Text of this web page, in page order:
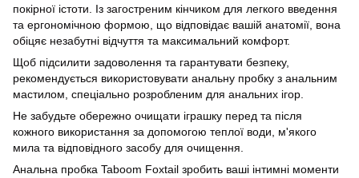
покірної істоти. Із загостреним кінчиком для легкого введення
та ергономічною формою, що відповідає вашій анатомії, вона
обіцяє незабутні відчуття та максимальний комфорт.
Щоб підсилити задоволення та гарантувати безпеку,
рекомендується використовувати анальну пробку з анальним
мастилом, спеціально розробленим для анальних ігор.
Не забудьте обережно очищати іграшку перед та після
кожного використання за допомогою теплої води, м'якого
мила та відповідного засобу для очищення.
Анальна пробка Taboom Foxtail зробить ваші інтимні моменти